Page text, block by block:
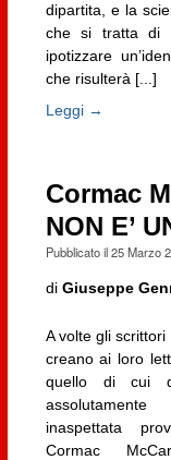
dipartita, e la
che si tratta di
ipotizzare
che risulterà [...]
Leggi →
Cormac
NON E’
Pubblicato il25 Marzo
di Giuseppe
A volte gli
creano ai loro
quello di cui
inaspettata
Cormac